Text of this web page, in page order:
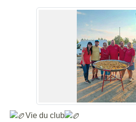
Vie du club